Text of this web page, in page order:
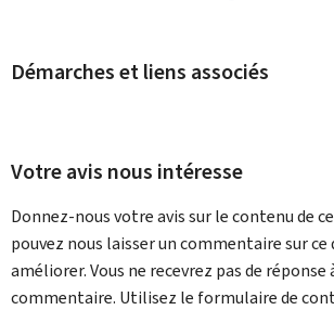
Démarches et liens associés
Votre avis nous intéresse
Donnez-nous votre avis sur le contenu de
pouvez nous laisser un commentaire sur ce
améliorer. Vous ne recevrez pas de réponse
commentaire. Utilisez le formulaire de